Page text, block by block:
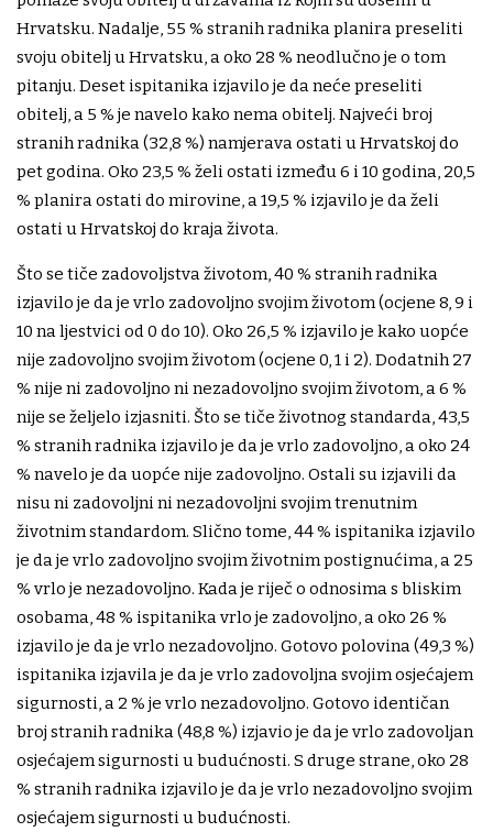
Hrvatsku. Nadalje, 55 % stranih radnika planira preseliti
svoju obitelj u Hrvatsku, a oko 28 % neodlučno je o tom
pitanju. Deset ispitanika izjavilo je da neće preseliti
obitelj, a 5 % je navelo kako nema obitelj. Najveći broj
stranih radnika (32,8 %) namjerava ostati u Hrvatskoj do
pet godina. Oko 23,5 % želi ostati između 6 i 10 godina, 20,5
% planira ostati do mirovine, a 19,5 % izjavilo je da želi
ostati u Hrvatskoj do kraja života.
Što se tiče zadovoljstva životom, 40 % stranih radnika
izjavilo je da je vrlo zadovoljno svojim životom (ocjene 8, 9 i
10 na ljestvici od 0 do 10). Oko 26,5 % izjavilo je kako uopće
nije zadovoljno svojim životom (ocjene 0, 1 i 2). Dodatnih 27
% nije ni zadovoljno ni nezadovoljno svojim životom, a 6 %
nije se željelo izjasniti. Što se tiče životnog standarda, 43,5
% stranih radnika izjavilo je da je vrlo zadovoljno, a oko 24
% navelo je da uopće nije zadovoljno. Ostali su izjavili da
nisu ni zadovoljni ni nezadovoljni svojim trenutnim
životnim standardom. Slično tome, 44 % ispitanika izjavilo
je da je vrlo zadovoljno svojim životnim postignućima, a 25
% vrlo je nezadovoljno. Kada je riječ o odnosima s bliskim
osobama, 48 % ispitanika vrlo je zadovoljno, a oko 26 %
izjavilo je da je vrlo nezadovoljno. Gotovo polovina (49,3 %)
ispitanika izjavila je da je vrlo zadovoljna svojim osjećajem
sigurnosti, a 2 % je vrlo nezadovoljno. Gotovo identičan
broj stranih radnika (48,8 %) izjavio je da je vrlo zadovoljan
osjećajem sigurnosti u budućnosti. S druge strane, oko 28
% stranih radnika izjavilo je da je vrlo nezadovoljno svojim
osjećajem sigurnosti u budućnosti.